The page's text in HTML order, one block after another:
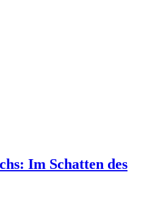
Im Schatten des